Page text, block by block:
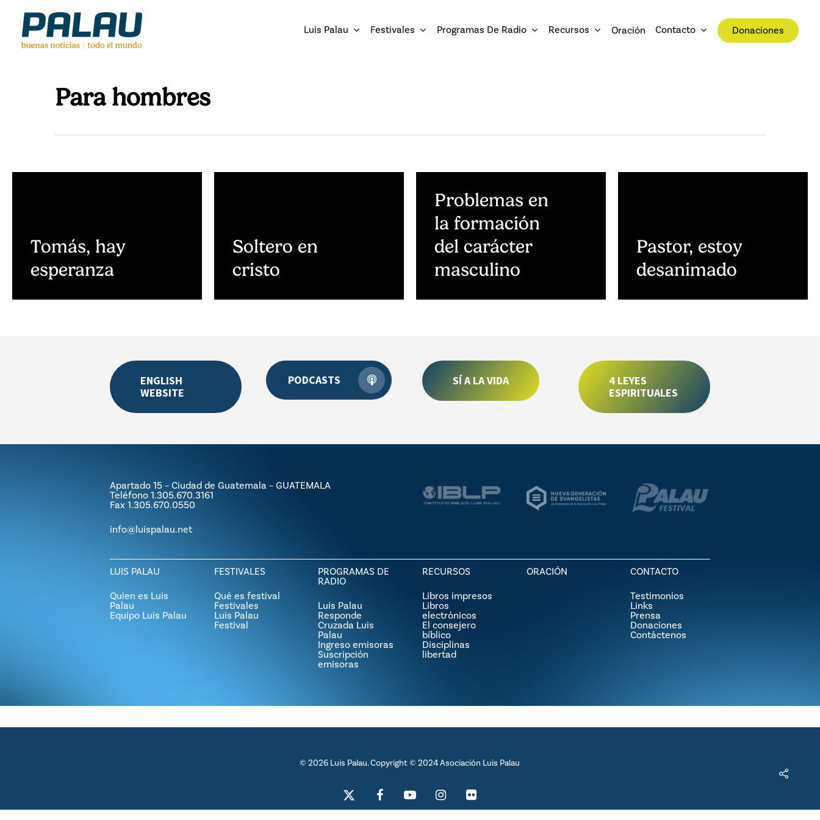
content
Luis Palau Festivales Programas De Radio Recursos Oración Contacto Donaciones
Para hombres
Tomás, hay
esperanza
Soltero en
cristo
Problemas en
la formación
del carácter
masculino
Pastor, estoy
desanimado
ENGLISH
WEBSITE
PODCASTS SÍ A LA VIDA
4 LEYES
ESPIRITUALES
Apartado 15 – Ciudad de Guatemala – GUATEMALA
Teléfono 1.305.670.3161
Fax 1.305.670.0550
info@luispalau.net
LUIS PALAU
Quien es Luis
Palau
Equipo Luis Palau
FESTIVALES
Qué es festival
Festivales
Luis Palau
Festival
PROGRAMAS DE
RADIO
Luis Palau
Responde
Cruzada Luis
Palau
Ingreso emisoras
Suscripción
emisoras
RECURSOS
Libros impresos
Libros
electrónicos
El consejero
bíblico
Disciplinas
libertad
ORACIÓN CONTACTO
Testimonios
Links
Prensa
Donaciones
Contáctenos
© 2026 Luis Palau. Copyright © 2024 Asociación Luis Palau
x-
twitter
facebookyoutube instagramflickr